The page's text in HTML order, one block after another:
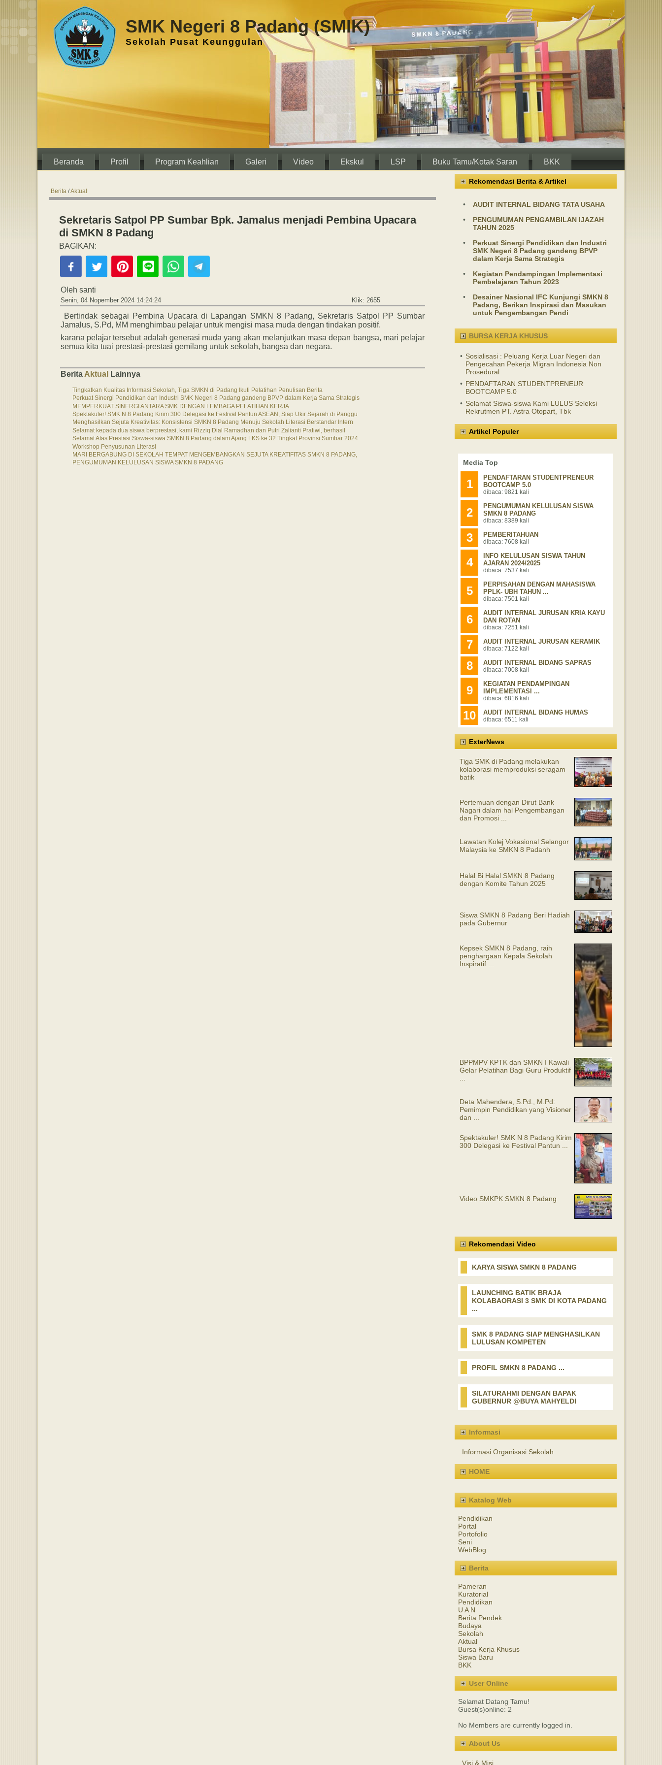
SMK Negeri 8 Padang (SMIK)
Sekolah Pusat Keunggulan
Beranda Profil Program Keahlian Galeri Video Ekskul LSP Buku Tamu/Kotak Saran BKK
Berita /Aktual
Sekretaris Satpol PP Sumbar Bpk. Jamalus menjadi Pembina Upacara
di SMKN 8 Padang
BAGIKAN:
Oleh santi
Senin, 04 Nopember 2024 14:24:24 Klik: 2655
Bertindak sebagai Pembina Upacara di Lapangan SMKN 8 Padang, Sekretaris Satpol PP Sumbar
Jamalus, S.Pd, MM menghimbau pelajar untuk mengisi masa muda dengan tindakan positif.
karana pelajar tersebut adalah generasi muda yang akan melanjutkan masa depan bangsa, mari pelajar
semua kita tuai prestasi-prestasi gemilang untuk sekolah, bangsa dan negara.
Berita Aktual Lainnya
Tingkatkan Kualitas Informasi Sekolah, Tiga SMKN di Padang Ikuti Pelatihan Penulisan Berita
Perkuat Sinergi Pendidikan dan Industri SMK Negeri 8 Padang gandeng BPVP dalam Kerja Sama Strategis
MEMPERKUAT SINERGI ANTARA SMK DENGAN LEMBAGA PELATIHAN KERJA
Spektakuler! SMK N 8 Padang Kirim 300 Delegasi ke Festival Pantun ASEAN, Siap Ukir Sejarah di Panggu
Menghasilkan Sejuta Kreativitas: Konsistensi SMKN 8 Padang Menuju Sekolah Literasi Berstandar Intern
Selamat kepada dua siswa berprestasi, kami Rizziq Dial Ramadhan dan Putri Zalianti Pratiwi, berhasil
Selamat Atas Prestasi Siswa-siswa SMKN 8 Padang dalam Ajang LKS ke 32 Tingkat Provinsi Sumbar 2024
Workshop Penyusunan Literasi
MARI BERGABUNG DI SEKOLAH TEMPAT MENGEMBANGKAN SEJUTA KREATIFITAS SMKN 8 PADANG,
PENGUMUMAN KELULUSAN SISWA SMKN 8 PADANG
Rekomendasi Berita & Artikel
•
AUDIT INTERNAL BIDANG TATA USAHA
•
PENGUMUMAN PENGAMBILAN IJAZAH
TAHUN 2025
•
Perkuat Sinergi Pendidikan dan Industri
SMK Negeri 8 Padang gandeng BPVP
dalam Kerja Sama Strategis
•
Kegiatan Pendampingan Implementasi
Pembelajaran Tahun 2023
•
Desainer Nasional IFC Kunjungi SMKN 8
Padang, Berikan Inspirasi dan Masukan
untuk Pengembangan Pendi
BURSA KERJA KHUSUS
• Sosialisasi : Peluang Kerja Luar Negeri dan
Pengecahan Pekerja Migran Indonesia Non
Prosedural
• PENDAFTARAN STUDENTPRENEUR
BOOTCAMP 5.0
• Selamat Siswa-siswa Kami LULUS Seleksi
Rekrutmen PT. Astra Otopart, Tbk
Artikel Populer
Media Top
1
PENDAFTARAN STUDENTPRENEUR
BOOTCAMP 5.0
dibaca: 9821 kali
2
PENGUMUMAN KELULUSAN SISWA
SMKN 8 PADANG
dibaca: 8389 kali
3 PEMBERITAHUAN
dibaca: 7608 kali
4
INFO KELULUSAN SISWA TAHUN
AJARAN 2024/2025
dibaca: 7537 kali
5
PERPISAHAN DENGAN MAHASISWA
PPLK- UBH TAHUN ...
dibaca: 7501 kali
6
AUDIT INTERNAL JURUSAN KRIA KAYU
DAN ROTAN
dibaca: 7251 kali
7 AUDIT INTERNAL JURUSAN KERAMIK
dibaca: 7122 kali
8 AUDIT INTERNAL BIDANG SAPRAS
dibaca: 7008 kali
9
KEGIATAN PENDAMPINGAN
IMPLEMENTASI ...
dibaca: 6816 kali
10 AUDIT INTERNAL BIDANG HUMAS
dibaca: 6511 kali
ExterNews
Tiga SMK di Padang melakukan
kolaborasi memproduksi seragam
batik
Pertemuan dengan Dirut Bank
Nagari dalam hal Pengembangan
dan Promosi ...
Lawatan Kolej Vokasional Selangor
Malaysia ke SMKN 8 Padanh
Halal Bi Halal SMKN 8 Padang
dengan Komite Tahun 2025
Siswa SMKN 8 Padang Beri Hadiah
pada Gubernur
Kepsek SMKN 8 Padang, raih
penghargaan Kepala Sekolah
Inspiratif ...
BPPMPV KPTK dan SMKN I Kawali
Gelar Pelatihan Bagi Guru Produktif
Deta Mahendera, S.Pd., M.Pd:
Pemimpin Pendidikan yang Visioner
dan ...
Spektakuler! SMK N 8 Padang Kirim
300 Delegasi ke Festival Pantun ...
Video SMKPK SMKN 8 Padang
Rekomendasi Video
KARYA SISWA SMKN 8 PADANG
LAUNCHING BATIK BRAJA
KOLABAORASI 3 SMK DI KOTA PADANG
...
SMK 8 PADANG SIAP MENGHASILKAN
LULUSAN KOMPETEN
PROFIL SMKN 8 PADANG ...
SILATURAHMI DENGAN BAPAK
GUBERNUR @BUYA MAHYELDI
Informasi
Informasi Organisasi Sekolah
HOME
Katalog Web
Pendidikan
Portal
Portofolio
Seni
WebBlog
Berita
Pameran
Kuratorial
Pendidikan
U A N
Berita Pendek
Budaya
Sekolah
Aktual
Bursa Kerja Khusus
Siswa Baru
BKK
User Online
Selamat Datang Tamu!
Guest(s)online: 2
No Members are currently logged in.
About Us
Visi & Misi